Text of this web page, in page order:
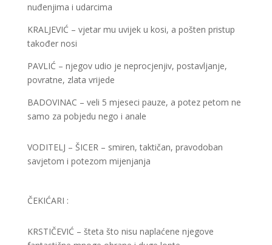
nuđenjima i udarcima
KRALJEVIĆ – vjetar mu uvijek u kosi, a pošten pristup
također nosi
PAVLIĆ – njegov udio je neprocjenjiv, postavljanje,
povratne, zlata vrijede
BADOVINAC – veli 5 mjeseci pauze, a potez petom ne
samo za pobjedu nego i anale
VODITELJ – ŠICER – smiren, taktičan, pravodoban
savjetom i potezom mijenjanja
ČEKIĆARI :
KRSTIČEVIĆ – šteta što nisu naplaćene njegove